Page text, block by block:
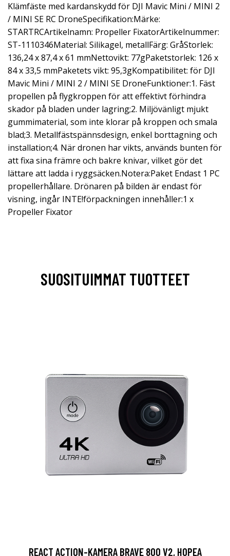
Klämfäste med kardanskydd för DJI Mavic Mini / MINI 2
/ MINI SE RC DroneSpecifikation:Märke:
STARTRCArtikelnamn: Propeller FixatorArtikelnummer:
ST-1110346Material: Silikagel, metallFärg: GråStorlek:
136,24 x 87,4 x 61 mmNettovikt: 77gPaketstorlek: 126 x
84 x 33,5 mmPaketets vikt: 95,3gKompatibilitet: för DJI
Mavic Mini / MINI 2 / MINI SE DroneFunktioner:1. Fäst
propellen på flygkroppen för att effektivt förhindra
skador på bladen under lagring;2. Miljövänligt mjukt
gummimaterial, som inte klorar på kroppen och smala
blad;3. Metallfästspännsdesign, enkel borttagning och
installation;4. När dronen har vikts, används bunten för
att fixa sina främre och bakre knivar, vilket gör det
lättare att ladda i ryggsäcken.Notera:Paket Endast 1 PC
propellerhållare. Drönaren på bilden är endast för
visning, ingår INTE!förpackningen innehåller:1 x
Propeller Fixator
SUOSITUIMMAT TUOTTEET
REACT ACTION-KAMERA BRAVE 800 V2, HOPEA